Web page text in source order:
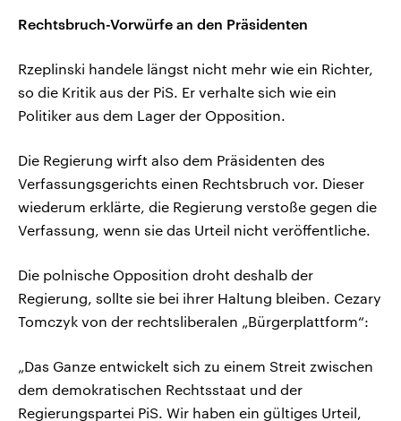
Rechtsbruch-Vorwürfe an den Präsidenten
Rzeplinski handele längst nicht mehr wie ein Richter,
so die Kritik aus der PiS. Er verhalte sich wie ein
Politiker aus dem Lager der Opposition.
Die Regierung wirft also dem Präsidenten des
Verfassungsgerichts einen Rechtsbruch vor. Dieser
wiederum erklärte, die Regierung verstoße gegen die
Verfassung, wenn sie das Urteil nicht veröffentliche.
Die polnische Opposition droht deshalb der
Regierung, sollte sie bei ihrer Haltung bleiben. Cezary
Tomczyk von der rechtsliberalen „Bürgerplattform“:
„Das Ganze entwickelt sich zu einem Streit zwischen
dem demokratischen Rechtsstaat und der
Regierungspartei PiS. Wir haben ein gültiges Urteil,